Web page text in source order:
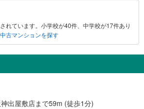
れています。小学校が40件、中学校が17件あり
古マンションを探す
出屋敷店まで59m (徒歩1分)